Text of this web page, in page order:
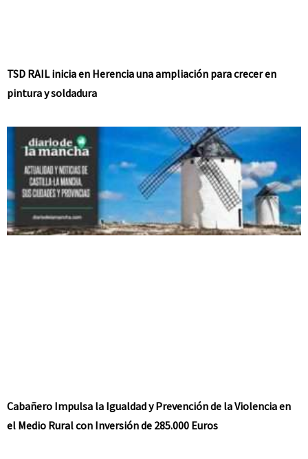
TSD RAIL inicia en Herencia una ampliación para crecer en
pintura y soldadura
Cabañero Impulsa la Igualdad y Prevención de la Violencia en
el Medio Rural con Inversión de 285.000 Euros